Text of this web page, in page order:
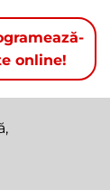
online!